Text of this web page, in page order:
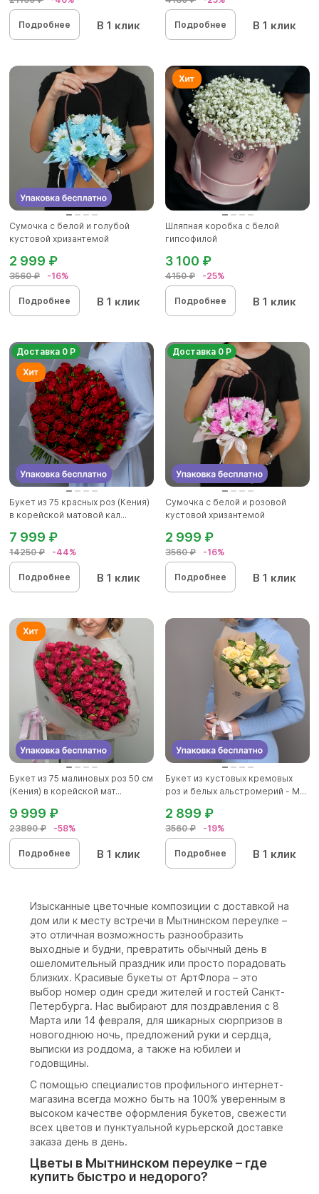
Подробнее В 1 клик Подробнее В 1 клик
Сумочка с белой и голубой
кустовой хризантемой
3560 ₽ -16%
2 999 ₽
Подробнее В 1 клик
Шляпная коробка с белой
гипсофилой
4150 ₽ -25%
3 100 ₽
Подробнее В 1 клик
Доставка 0 Р
Букет из 75 красных роз (Кения)
в корейской матовой кал...
14250 ₽ -44%
7 999 ₽
Подробнее В 1 клик
Доставка 0 Р
Сумочка с белой и розовой
кустовой хризантемой
3560 ₽ -16%
2 999 ₽
Подробнее В 1 клик
Букет из 75 малиновых роз 50 см
(Кения) в корейской мат...
23890 ₽ -58%
9 999 ₽
Подробнее В 1 клик
Букет из кустовых кремовых
роз и белых альстромерий - M...
3560 ₽ -19%
2 899 ₽
Подробнее В 1 клик
Изысканные цветочные композиции с доставкой на
дом или к месту встречи в Мытнинском переулке –
это отличная возможность разнообразить
выходные и будни, превратить обычный день в
ошеломительный праздник или просто порадовать
близких. Красивые букеты от АртФлора – это
выбор номер один среди жителей и гостей Санкт-
Петербурга. Нас выбирают для поздравления с 8
Марта или 14 февраля, для шикарных сюрпризов в
новогоднюю ночь, предложений руки и сердца,
выписки из роддома, а также на юбилеи и
годовщины.
С помощью специалистов профильного интернет-
магазина всегда можно быть на 100% уверенным в
высоком качестве оформления букетов, свежести
всех цветов и пунктуальной курьерской доставке
заказа день в день.
Цветы в Мытнинском переулке – где
купить быстро и недорого?